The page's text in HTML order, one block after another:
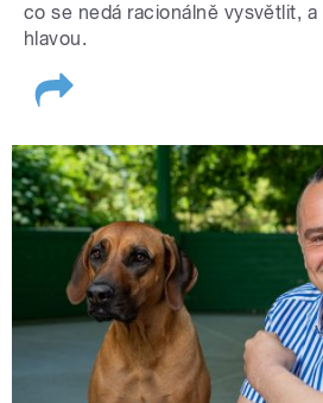
co se nedá racionálně vysvětlit,
hlavou.